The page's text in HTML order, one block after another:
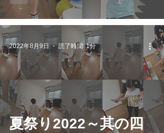
夏祭り2022～其の四
2022年8月9日 読了時間: 1分